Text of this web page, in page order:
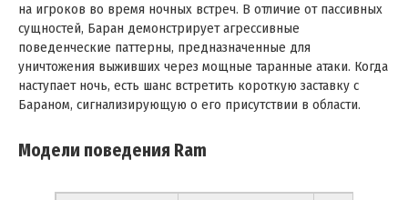
на игроков во время ночных встреч. В отличие от пассивных
сущностей, Баран демонстрирует агрессивные
поведенческие паттерны, предназначенные для
уничтожения выживших через мощные таранные атаки. Когда
наступает ночь, есть шанс встретить короткую заставку с
Бараном, сигнализирующую о его присутствии в области.
Модели поведения Ram